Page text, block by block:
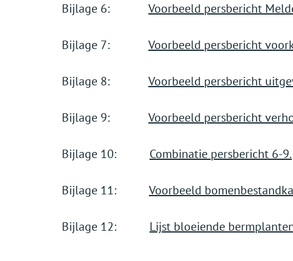
Bijlage 6: Voorbeeld persbericht
Bijlage 7: Voorbeeld persbericht
Bijlage 8: Voorbeeld persbericht
Bijlage 9: Voorbeeld persbericht
Bijlage 10: Combinatie persbericht 6-9.
Bijlage 11: Voorbeeld
Bijlage 12: Lijst bloeiende